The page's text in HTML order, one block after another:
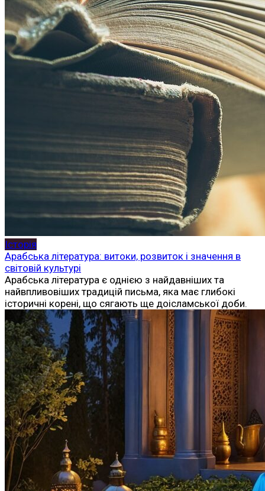
Історія
Арабська література: витоки, розвиток і значення в
світовій культурі
Арабська література є однією з найдавніших та
найвпливовіших традицій письма, яка має глибокі
історичні корені, що сягають ще доісламської доби.